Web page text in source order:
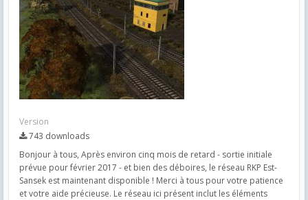
Version
743 downloads
Bonjour à tous, Après environ cinq mois de retard - sortie initiale
prévue pour février 2017 - et bien des déboires, le réseau RKP Est-
Sansek est maintenant disponible ! Merci à tous pour votre patience
et votre aide précieuse. Le réseau ici présent inclut les éléments